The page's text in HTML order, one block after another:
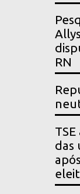
RN
das